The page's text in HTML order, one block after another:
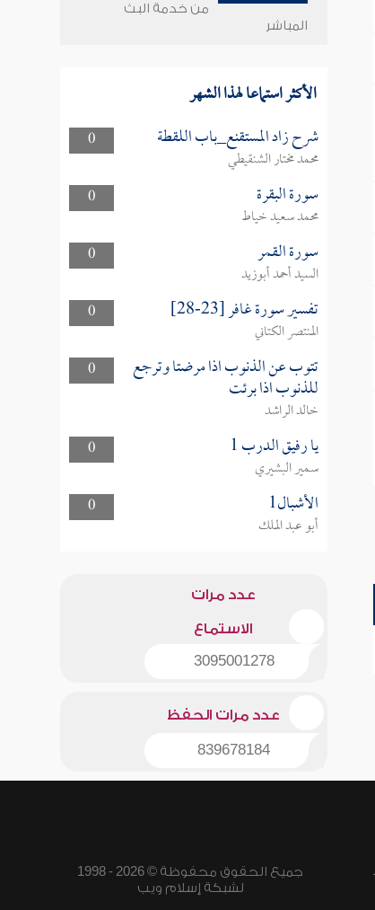
من خدمة البث
المباشر
الأكثر استماعا لهذا الشهر
0 شرح زاد المستقنع_باب اللقطة
محمد مختار الشنقيطي
0
سورة البقرة
محمد سعيد خياط
0
سورة القمر
السيد أحمد أبوزيد
0
تفسير سورة غافر [23-28]
المنتصر الكتاني
0
تتوب عن الذنوب اذا مرضتا وترجع
للذنوب اذا برئت
خالد الراشد
0
يا رفيق الدرب 1
سمير البشيري
0
الأشبال1
أبو عبد الملك
عدد مرات
الاستماع
3095001278
عدد مرات الحفظ
839678184
جميع الحقوق محفوظة © 2026 - 1998
لشبكة إسلام ويب